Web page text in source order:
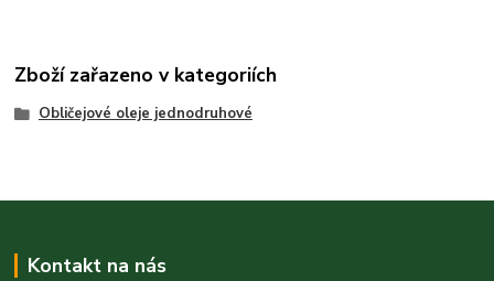
Zboží zařazeno v kategoriích
Obličejové oleje jednodruhové
Kontakt na nás